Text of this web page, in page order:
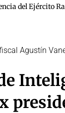
del Ejército
Agustín